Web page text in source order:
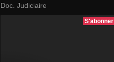
Doc. Judiciaire
S'abonner